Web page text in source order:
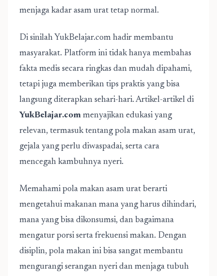
menjaga kadar asam urat tetap normal.
Di sinilah YukBelajar.com hadir membantu
masyarakat. Platform ini tidak hanya membahas
fakta medis secara ringkas dan mudah dipahami,
tetapi juga memberikan tips praktis yang bisa
langsung diterapkan sehari-hari. Artikel-artikel di
YukBelajar.com menyajikan edukasi yang
relevan, termasuk tentang pola makan asam urat,
gejala yang perlu diwaspadai, serta cara
mencegah kambuhnya nyeri.
Memahami pola makan asam urat berarti
mengetahui makanan mana yang harus dihindari,
mana yang bisa dikonsumsi, dan bagaimana
mengatur porsi serta frekuensi makan. Dengan
disiplin, pola makan ini bisa sangat membantu
mengurangi serangan nyeri dan menjaga tubuh